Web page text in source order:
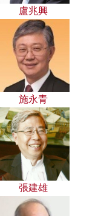
盧兆興
施永青
張建雄